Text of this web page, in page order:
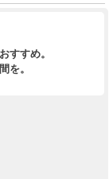
すすめ。
を。